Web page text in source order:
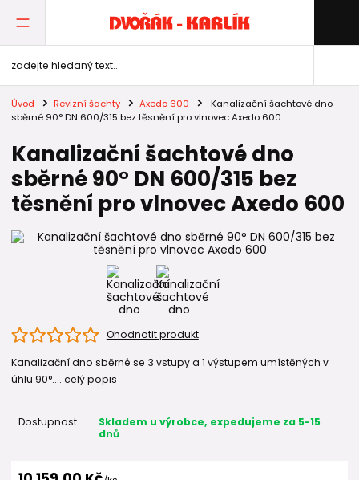
Úvod Revizní šachty Axedo 600
Kanalizační šachtové dno
sběrné 90° DN 600/315 bez těsnění pro vlnovec Axedo 600
Kanalizační šachtové dno
sběrné 90° DN 600/315 bez
těsnění pro vlnovec Axedo 600
Ohodnotit produkt
Kanalizační dno sběrné se 3 vstupy a 1 výstupem umístěných v
úhlu 90°.... celý popis
Dostupnost
Skladem u výrobce, expedujeme za 5-15
dnů